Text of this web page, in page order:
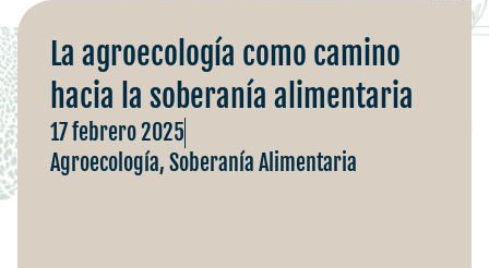
La agroecología como camino
hacia la soberanía alimentaria
17 febrero 2025
Agroecología, Soberanía Alimentaria